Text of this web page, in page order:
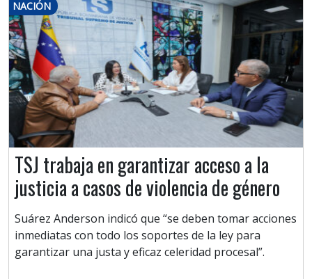
NACIÓN
TSJ trabaja en garantizar acceso a la
justicia a casos de violencia de género
Suárez Anderson indicó que “se deben tomar acciones
inmediatas con todo los soportes de la ley para
garantizar una justa y eficaz celeridad procesal”.